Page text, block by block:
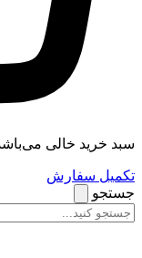
سبد خرید خالی
تکمیل سفارش
جستجو